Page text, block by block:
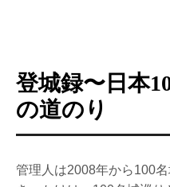
登城録〜日本
の道のり
管理人は2008年から100